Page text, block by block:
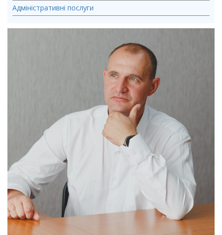
Адміністративні послуги